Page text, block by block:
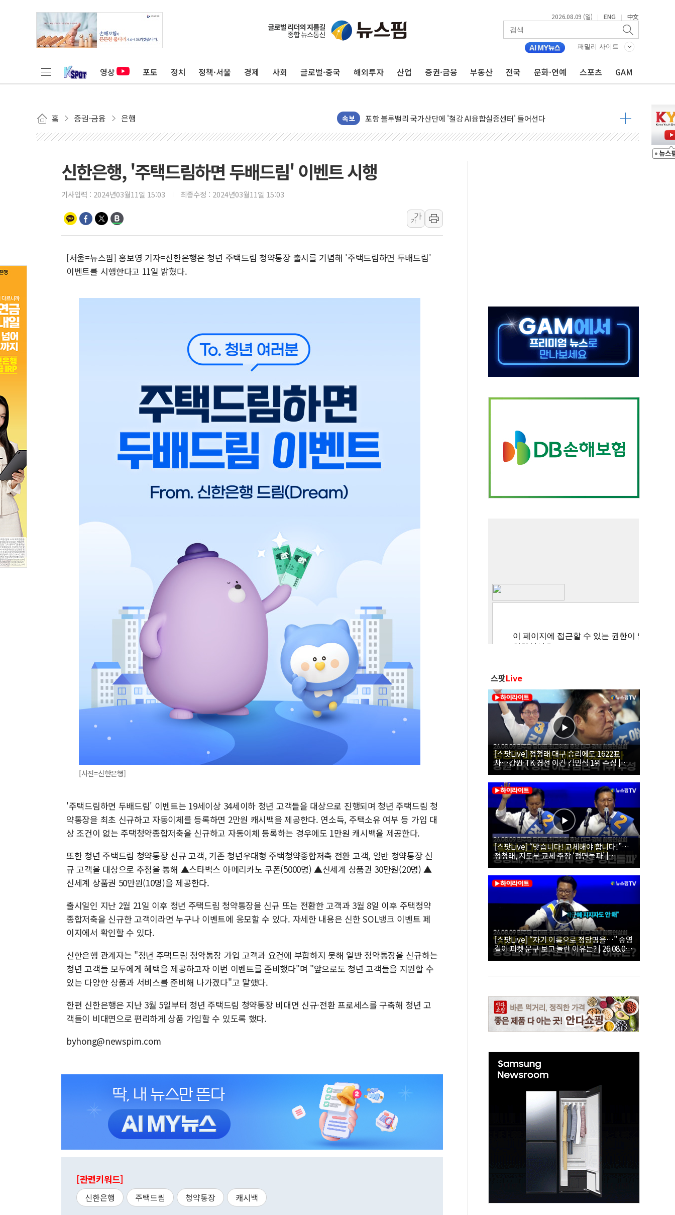
2026.08.09 (일) | ENG | 中文
패밀리 사이트
영상 포토 정치 정책·서울 경제 사회 글로벌·중국 해외투자 산업 증권·금융 부동산 전국 문화·연예 스포츠 GAM
홈 증권·금융 은행 속보
125mm 폭우 쏟아진 울진...'두천~하당'·'올미골교' 차량 통행 선제 제한
평택 진위면 공장서 질식사고 발생…작업자 1명 숨져
상주 낙동강 선착장 하류서 50대 숨진 채 발견...경찰, 조사 중
[종합] 김민석, 정청래에 누적 1.48%p 차 선두 유지...金 46.01% vs 鄭 44.53%
인천서 말다툼 중 어머니 살해 10대 구속…범행 후 반려견도 죽여
김민석, 강원·대구·경북 경선서 정청래에 승리…金 48.54% vs 鄭 44.40%
[속보] 민주, 경북 경선 결과 발표...김민석 47.37% 정청래 45.71% 송영길 6.92%
[속보] 민주, 대구 경선 결과 발표...정청래 47.82% 김민석 46.35% 송영길 5.83%
[속보] 민주, 강원 경선 결과 발표...김민석 50.30% 정청래 41.94% 송영길 7.76%
정재헌 CEO, SKT 장기고객 400명 맞이…"마음 잇는 시간 되길"
인천시 광복절 현수막 '태극기 거꾸로' 논란…이틀만에 철거
병무청, 보충역 전면 손질… 예술·체육요원 최대 33% 감축
홈플러스發 대형마트 판매, 역대 최대폭 감소한 9.4%↓…유통업계 양극화 심화
윤준병·이해민 의원, '정부 특사'로 콜롬비아 대통령 취임식 참석
'호우·산사태 주의보' 울진 시간당 30mm 강한 비...호우 피해 없어
신한은행, '주택드림하면 두배드림' 이벤트 시행
기사입력 : 2024년03월11일 15:03 최종수정 : 2024년03월11일 15:03
가
가
[서울=뉴스핌] 홍보영 기자=신한은행은 청년 주택드림 청약통장 출시를 기념해 '주택드림하면 두배드림'
이벤트를 시행한다고 11일 밝혔다.
[사진=신한은행]
'주택드림하면 두배드림' 이벤트는 19세이상 34세이하 청년 고객들을 대상으로 진행되며 청년 주택드림 청
약통장을 최초 신규하고 자동이체를 등록하면 2만원 캐시백을 제공한다. 연소득, 주택소유 여부 등 가입 대
상 조건이 없는 주택청약종합저축을 신규하고 자동이체 등록하는 경우에도 1만원 캐시백을 제공한다.
또한 청년 주택드림 청약통장 신규 고객, 기존 청년우대형 주택청약종합저축 전환 고객, 일반 청약통장 신
규 고객을 대상으로 추첨을 통해 ▲스타벅스 아메리카노 쿠폰(5000명) ▲신세계 상품권 30만원(20명) ▲
신세계 상품권 50만원(10명)을 제공한다.
출시일인 지난 2월 21일 이후 청년 주택드림 청약통장을 신규 또는 전환한 고객과 3월 8일 이후 주택청약
종합저축을 신규한 고객이라면 누구나 이벤트에 응모할 수 있다. 자세한 내용은 신한 SOL뱅크 이벤트 페
이지에서 확인할 수 있다.
신한은행 관계자는 "청년 주택드림 청약통장 가입 고객과 요건에 부합하지 못해 일반 청약통장을 신규하는
청년 고객들 모두에게 혜택을 제공하고자 이번 이벤트를 준비했다"며 "앞으로도 청년 고객들을 지원할 수
있는 다양한 상품과 서비스를 준비해 나가겠다"고 말했다.
한편 신한은행은 지난 3월 5일부터 청년 주택드림 청약통장 비대면 신규·전환 프로세스를 구축해 청년 고
객들이 비대면으로 편리하게 상품 가입할 수 있도록 했다.
byhong@newspim.com
[관련키워드]
신한은행 주택드림 청약통장 캐시백
스팟Live
[스팟Live] 정청래 대구 승리에도 1622표
차…강원·TK 경선 이긴 김민석 1위 수성 |
26.08.09 더불어민주당 당대표·최고위원 후
보 대구·경북 합동연설회
[스팟Live] “맞습니다! 교체해야 합니다!”…
정청래, 지도부 교체 주장 ‘정면돌파’ |
26.08.09 더불어민주당 당대표·최고위원 후
보 대구·경북 합동연설회
[스팟Live] “자기 이름으로 정당명을…” 송영
길이 피켓 문구 보고 놀란 이유는? | 26.08.09
더불어민주당 당대표·최고위원 후보 대구·경